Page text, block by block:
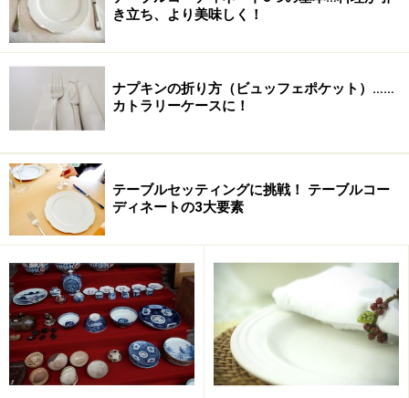
1００年以上も前にイギリスで製作され、はるばる日本
に船で運ばれたミントンタイルの美しさは今も健在で
ミントンタイル
画面をクリックすると拡大画面が見られます。
実は、旧岩崎邸の色鮮やかなタイルの由来は長い間、明
らかになっていませんでした。
それがミントンタイルだと判明したのは、たった3年ほ
ど前のことです。
修繕工事の際に庭土の中からベランダと同じタイルが見
つかりました。その発見されたタイルの裏に
き立ち、より美味しく！
ナプキンの折り方（ビュッフェポケット）……
カトラリーケースに！
テーブルセッティングに挑戦！ テーブルコー
ディネートの3大要素